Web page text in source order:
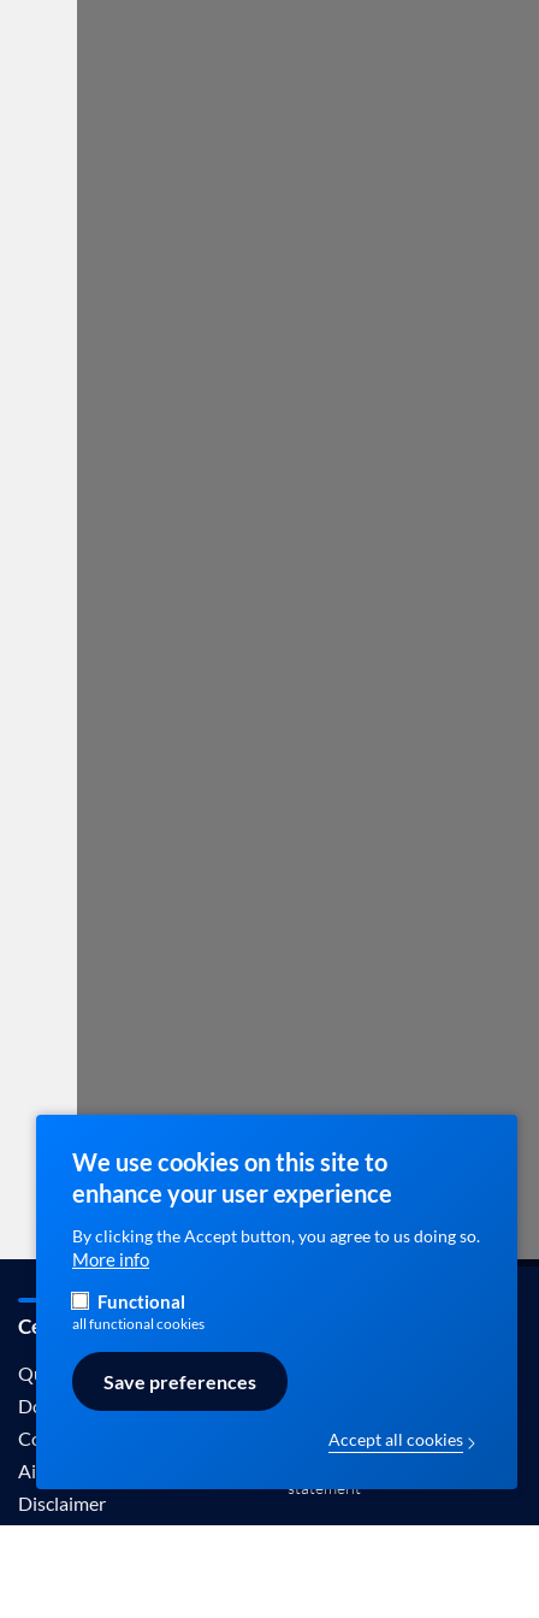
Cebam / ebpracticenet
Qui sommes-nous
Documentation
Contact
Aide
Disclaimer
statement
We use cookies on this site to
enhance your user experience
By clicking the Accept button, you agree to us doing so.
More info
Functional
all functional cookies
Save preferences
Accept all cookies